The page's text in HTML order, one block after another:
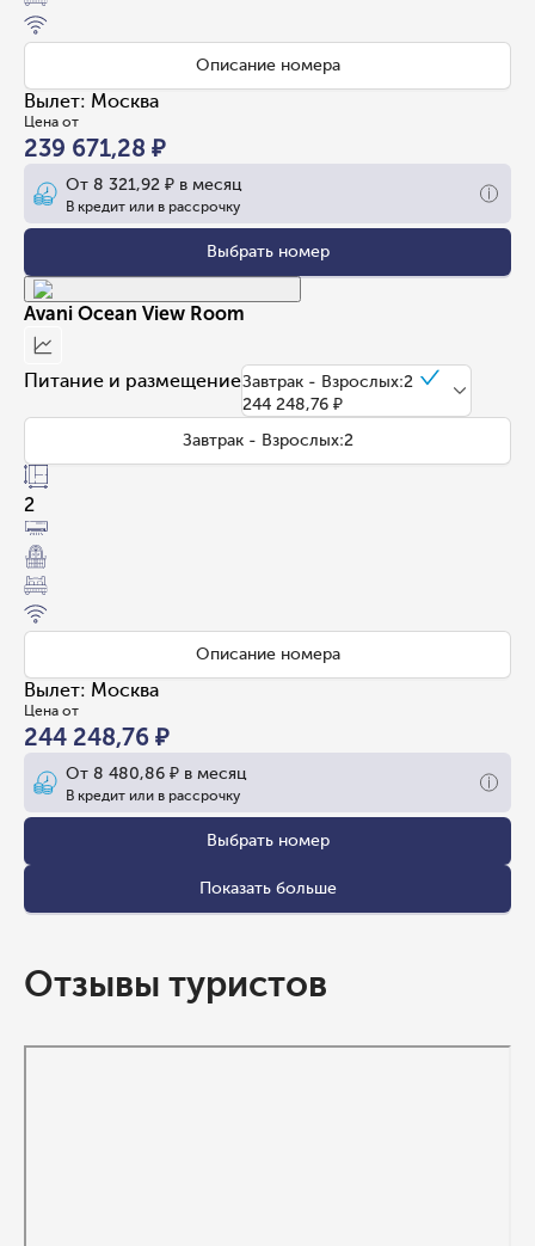
Описание номера
Вылет: Москва
Цена от
239 671,28 ₽
От 8 321,92 ₽ в месяц
В кредит или в рассрочку
Выбрать номер
Avani Ocean View Room
Питание и размещениеЗавтрак - Взрослых:2
244 248,76 ₽
Завтрак - Взрослых:2
2
Описание номера
Вылет: Москва
Цена от
244 248,76 ₽
От 8 480,86 ₽ в месяц
В кредит или в рассрочку
Выбрать номер
Показать больше
Отзывы туристов